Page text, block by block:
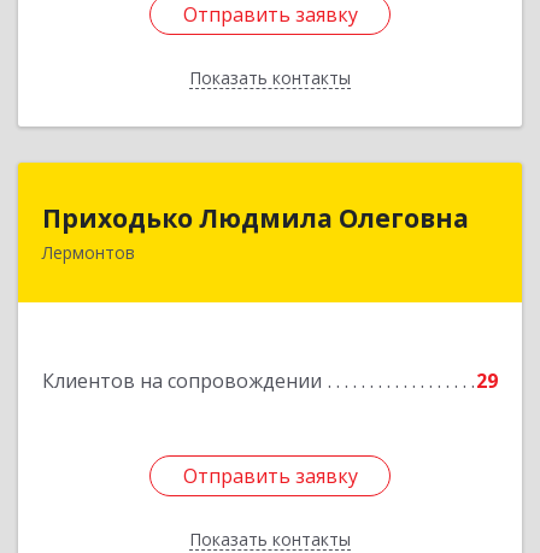
Отправить заявку
Показать контакты
Отправить заявку
Назад
Приходько Людмила Олеговна
Лермонтов
Клиентов на сопровождении 29
Отправить заявку
Показать контакты
357341, Лермонтов г, П.Лумумбы ул, дом №
Отправить заявку
Назад